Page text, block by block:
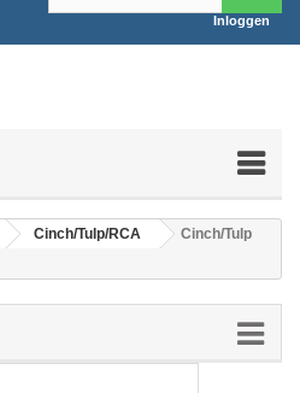
Inloggen
Cinch/Tulp/RCA
Cinch/Tulp